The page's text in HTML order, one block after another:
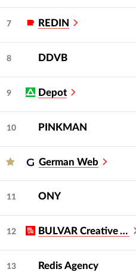
7 REDIN
8 DDVB
9 Depot
10 PINKMAN
German Web
11 ONY
12 BULVAR Creative Agency
13 Redis Agency